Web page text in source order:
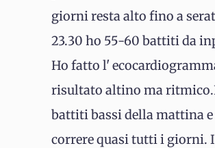
giorni resta alto fino a
23.30 ho 55-60 battiti da
Ho fatto l'
risultato altino ma
battiti bassi della mattina e
correre quasi tutti i giorni.